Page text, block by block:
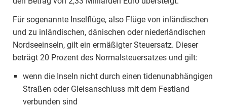
Für sogenannte Inselflüge, also Flüge von inländischen
und zu inländischen, dänischen oder niederländischen
Nordseeinseln, gilt ein ermäßigter Steuersatz. Dieser
beträgt 20 Prozent des Normalsteuersatzes und gilt:
wenn die Inseln nicht durch einen tidenunabhängigen
Straßen oder Gleisanschluss mit dem Festland
verbunden sind